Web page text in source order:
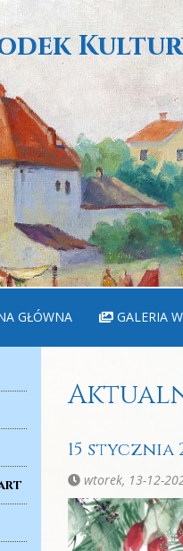
GŁÓWNA GALERIA
15 stycznia
wtorek, 13-12-